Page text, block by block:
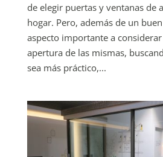
de elegir puertas y ventanas de
hogar. Pero, además de un
aspecto importante a
apertura de las mismas,
sea más práctico,...